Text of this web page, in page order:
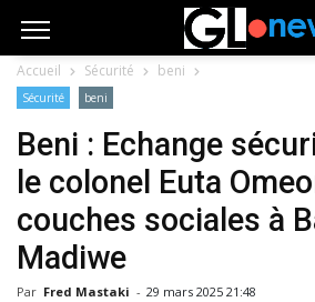
Accueil Sécurité beni
Sécurité beni
Beni : Echange
le colonel Euta
couches sociales à
Madiwe
Par Fred Mastaki - 29 mars 2025 21:48